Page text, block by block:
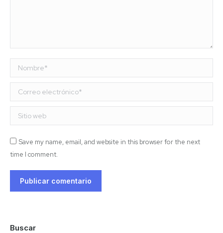
Nombre *
Correo electrónico *
Sitio web
Save my name, email, and website in this browser for the next
time I comment.
Publicar comentario
Buscar